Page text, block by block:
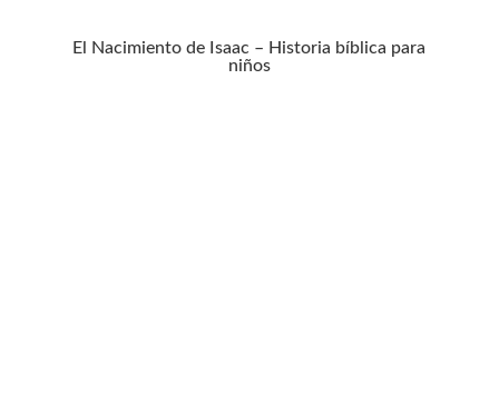
El Nacimiento de Isaac – Historia bíblica para
niños